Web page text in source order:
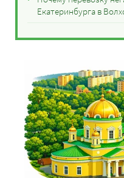
Екатеринбурга в